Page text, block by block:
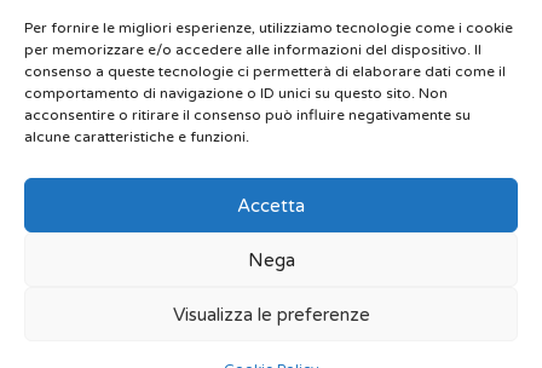
Per fornire le migliori esperienze, utilizziamo tecnologie come i cookie
per memorizzare e/o accedere alle informazioni del dispositivo. Il
consenso a queste tecnologie ci permetterà di elaborare dati come il
comportamento di navigazione o ID unici su questo sito. Non
acconsentire o ritirare il consenso può influire negativamente su
alcune caratteristiche e funzioni.
Accetta
Nega
Visualizza le preferenze
Italia
Telefono
+ 39 030 5356434
Email
site@play-lab.it
© 2022 Play Lab srl Powered by limeonline.net.